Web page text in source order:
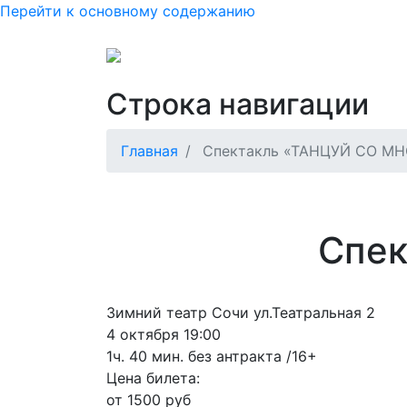
Перейти к основному содержанию
Строка навигации
Главная Спектакль «ТАНЦУЙ СО
Зимний театр Сочи ул.Театральная 2
4 октября 19:00
1ч. 40 мин. без антракта /16+
Цена билета:
от 1500 руб